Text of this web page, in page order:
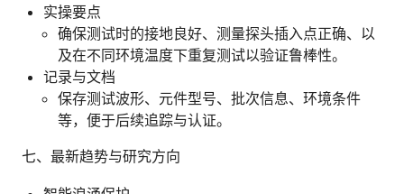
实操要点
确保测试时的接地良好、测量探头插入点正确、以
及在不同环境温度下重复测试以验证鲁棒性。
记录与文档
保存测试波形、元件型号、批次信息、环境条件
等，便于后续追踪与认证。
七、最新趋势与研究方向